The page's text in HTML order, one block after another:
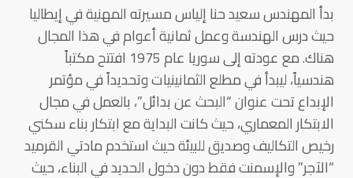
بدأ المهندس سعيد حنا إلياس مسيرته المهنية في إيطاليا
حيث درس الهندسة وعمل ثمانية أعوام في هذا المجال
هناك. مع عودته إلى سوريا عام 1975 افتتح مكتباً
هندسياً، ليبدأ في مطلع الثمانينيات وتحديداً في مؤتمر
الإبداع تحت عنوان “البحث عن بدائل”، بالعمل في مجال
الابتكار المعماري، حيث كانت البداية مع ابتكار بناء سكني
رخيص التكاليف وصديق للبيئة حيث استخدم مادتي القرميد
“الآجر” والإسمنت فقط دون دخول الحديد في البناء، حيث